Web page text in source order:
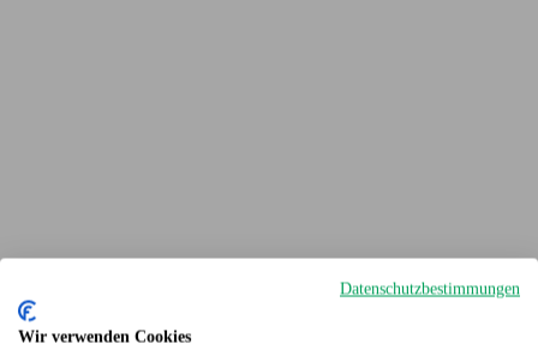
Datenschutzbestimmungen
Wir verwenden Cookies